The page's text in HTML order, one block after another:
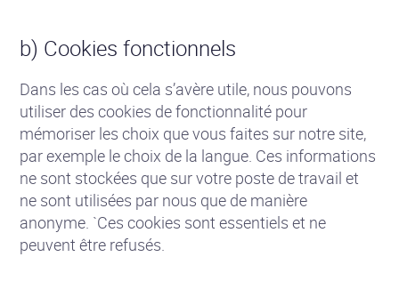
b) Cookies fonctionnels
Dans les cas où cela s’avère utile, nous pouvons
utiliser des cookies de fonctionnalité pour
mémoriser les choix que vous faites sur notre site,
par exemple le choix de la langue. Ces informations
ne sont stockées que sur votre poste de travail et
ne sont utilisées par nous que de manière
anonyme. `Ces cookies sont essentiels et ne
peuvent être refusés.